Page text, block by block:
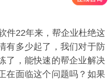
22年来，帮企业杜绝这
有多少起了，我们对于防
了，能快速的帮企业解决
在面临这个问题吗？如果